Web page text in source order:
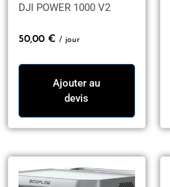
DJI POWER 1000 V2
50,00 € / jour
Ajouter au
devis